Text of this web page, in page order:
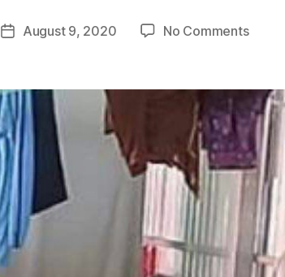
PostAugust 9, 2020 No Commentson
TẤM
LÒNG
ÔNG
SÁU
HẢ